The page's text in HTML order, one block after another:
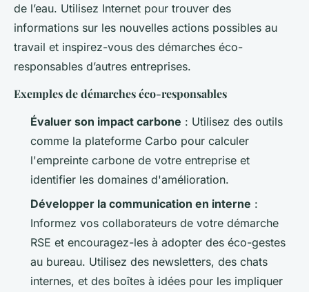
de l’eau. Utilisez Internet pour trouver des
informations sur les nouvelles actions possibles au
travail et inspirez-vous des démarches éco-
responsables d’autres entreprises.
Exemples de démarches éco-responsables
Évaluer son impact carbone : Utilisez des outils
comme la plateforme Carbo pour calculer
l'empreinte carbone de votre entreprise et
identifier les domaines d'amélioration.
Développer la communication en interne :
Informez vos collaborateurs de votre démarche
RSE et encouragez-les à adopter des éco-gestes
au bureau. Utilisez des newsletters, des chats
internes, et des boîtes à idées pour les impliquer